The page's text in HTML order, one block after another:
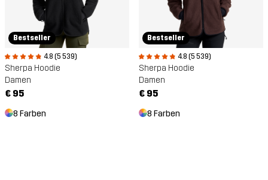
Bestseller
4.8 (5 539)
Sherpa Hoodie
Damen
€ 95
8 Farben
Bestseller
4.8 (5 539)
Sherpa Hoodie
Damen
€ 95
8 Farben